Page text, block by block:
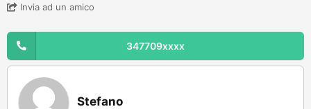
Invia ad un amico
347709xxxx
Stefano